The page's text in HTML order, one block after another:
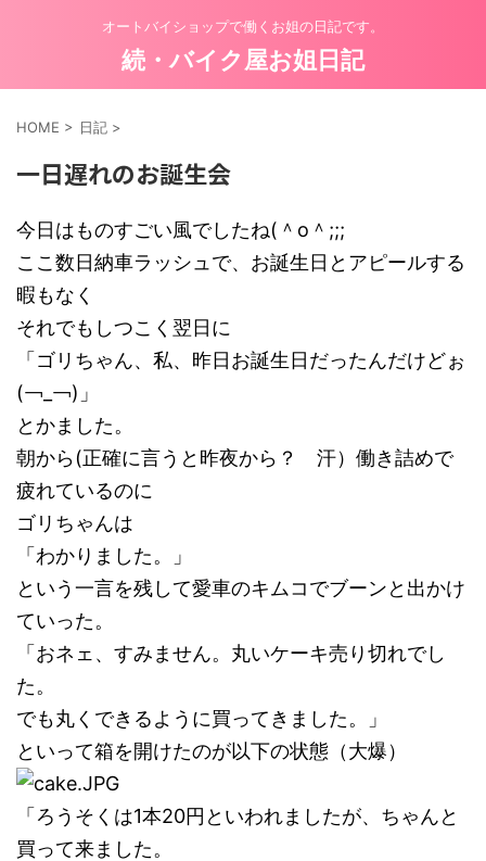
オートバイショップで働くお姐の日記です。
続・バイク屋お姐日記
HOME > 日記 >
一日遅れのお誕生会
今日はものすごい風でしたね(＾o＾;;;
ここ数日納車ラッシュで、お誕生日とアピールする
暇もなく
それでもしつこく翌日に
「ゴリちゃん、私、昨日お誕生日だったんだけどぉ
(￢_￢)」
とかました。
朝から(正確に言うと昨夜から？ 汗）働き詰めで
疲れているのに
ゴリちゃんは
「わかりました。」
という一言を残して愛車のキムコでブーンと出かけ
ていった。
「おネェ、すみません。丸いケーキ売り切れでし
た。
でも丸くできるように買ってきました。」
といって箱を開けたのが以下の状態（大爆）
「ろうそくは1本20円といわれましたが、ちゃんと
買って来ました。